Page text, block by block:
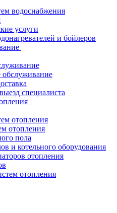
водоснабжения
услуги
и бойлеров
обслуживание
специалиста
отопления
отопления
пола
и котельного оборудования
отопления
отопления